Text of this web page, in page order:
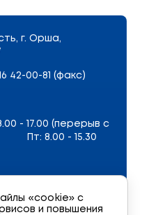
г. Орша,
42-00-81 (факс)
- 17.00 (перерыв с
- 15.30
«cookie» с
и повышения